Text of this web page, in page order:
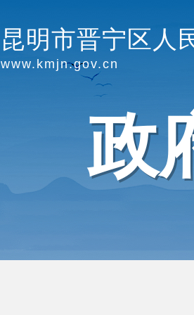
昆明市晋宁区人
www.kmjn.gov.cn
政